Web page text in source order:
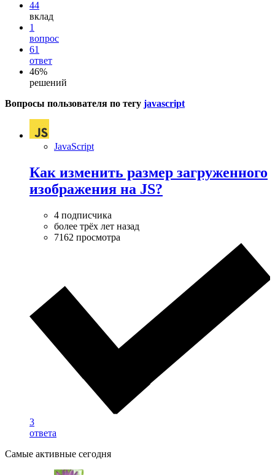
44
вклад
1
вопрос
61
ответ
46%
решений
Вопросы пользователя по тегу javascript
JavaScript
Как изменить размер загруженного
изображения на JS?
4 подписчика
более трёх лет назад
7162 просмотра
3
ответа
Самые активные сегодня